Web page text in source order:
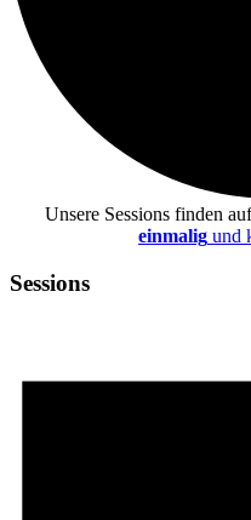
Unsere Sessions finden
einmalig und
Sessions